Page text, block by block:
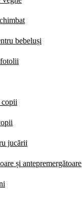
bebeluși
copii
jucării
și antepremergătoare